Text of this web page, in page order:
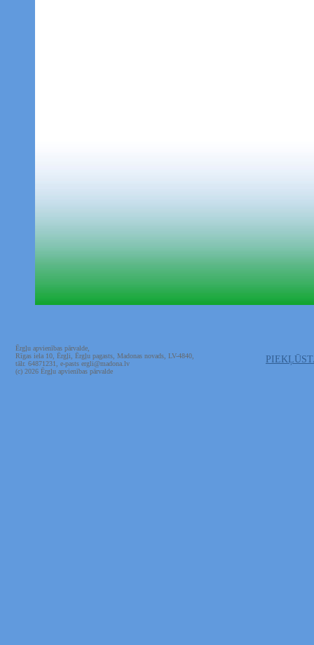
Ērgļu apvienības pārvalde,
Rīgas iela 10, Ērgļi, Ērgļu pagasts, Madonas novads, LV-4840,
tālr. 64871231, e-pasts ergli@madona.lv
(c) 2026 Ērgļu apvienības pārvalde